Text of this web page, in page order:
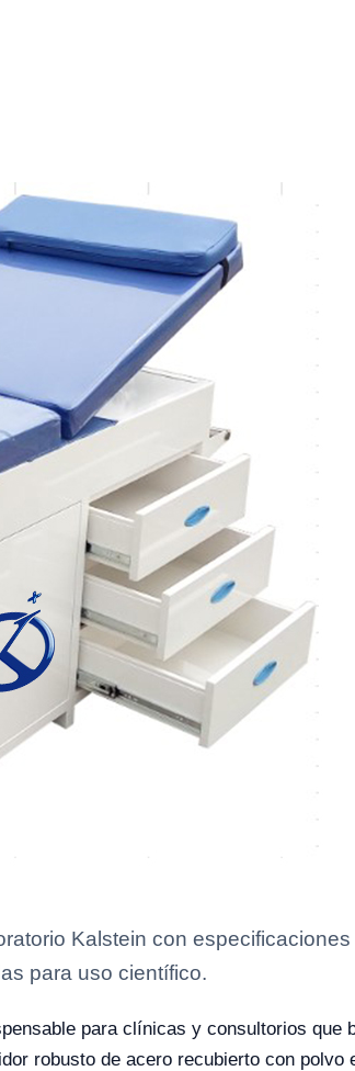
Kalstein con especificaciones
para uso científico.
para clínicas y consultorios que
robusto de acero recubierto con polvo